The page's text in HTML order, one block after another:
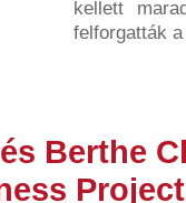
kellett
felforgatták
Berthe